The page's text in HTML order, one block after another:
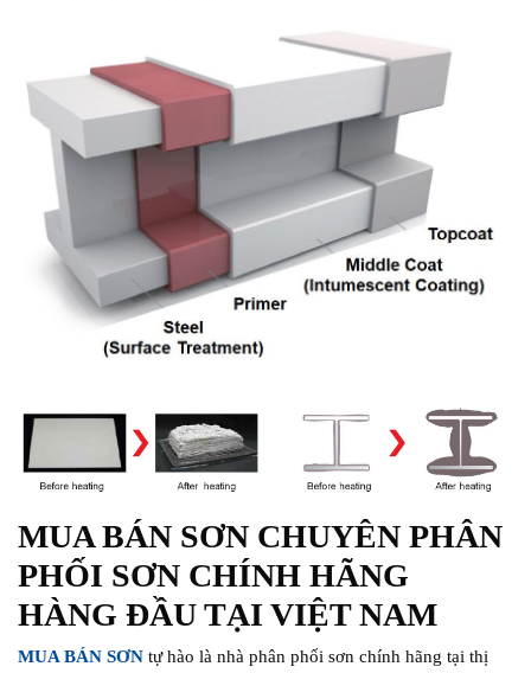
MUA BÁN SƠN CHUYÊN PHÂN
PHỐI SƠN CHÍNH HÃNG
HÀNG ĐẦU TẠI VIỆT NAM
MUA BÁN SƠN tự hào là nhà phân phối sơn chính hãng tại thị